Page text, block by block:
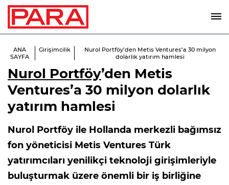
ANA
SAYFA
Girişimcilik
Nurol Portföy’den Metis Ventures’a 30 milyon
dolarlık yatırım hamlesi
Nurol Portföy’den Metis
Ventures’a 30 milyon dolarlık
yatırım hamlesi
Nurol Portföy ile Hollanda merkezli bağımsız
fon yöneticisi Metis Ventures Türk
yatırımcıları yenilikçi teknoloji girişimleriyle
buluşturmak üzere önemli bir iş birliğine